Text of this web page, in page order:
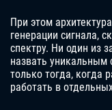
При этом
генерации сигнала,
спектру. Ни один из
назвать уникальным
только тогда, когда
работать в